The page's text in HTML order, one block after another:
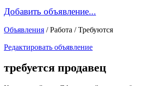
Добавить объявление...
Объявления / Работа / Требуются
Редактировать объявление
требуется продавец